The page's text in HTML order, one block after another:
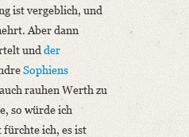
ist vergeblich, und
Aber dann
und der
Sophiens
rauhen Werth zu
so würde ich
ich, es ist